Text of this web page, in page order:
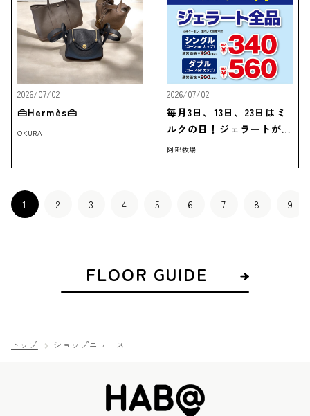
2026/07/02
👜Hermès👜
OKURA
2026/07/02
毎月3日、13日、23日はミ
ルクの日！ジェラートがお
得！
阿部牧場
1 2 3 4 5 6 7 8 9
FLOOR GUIDE
トップ ショップニュース